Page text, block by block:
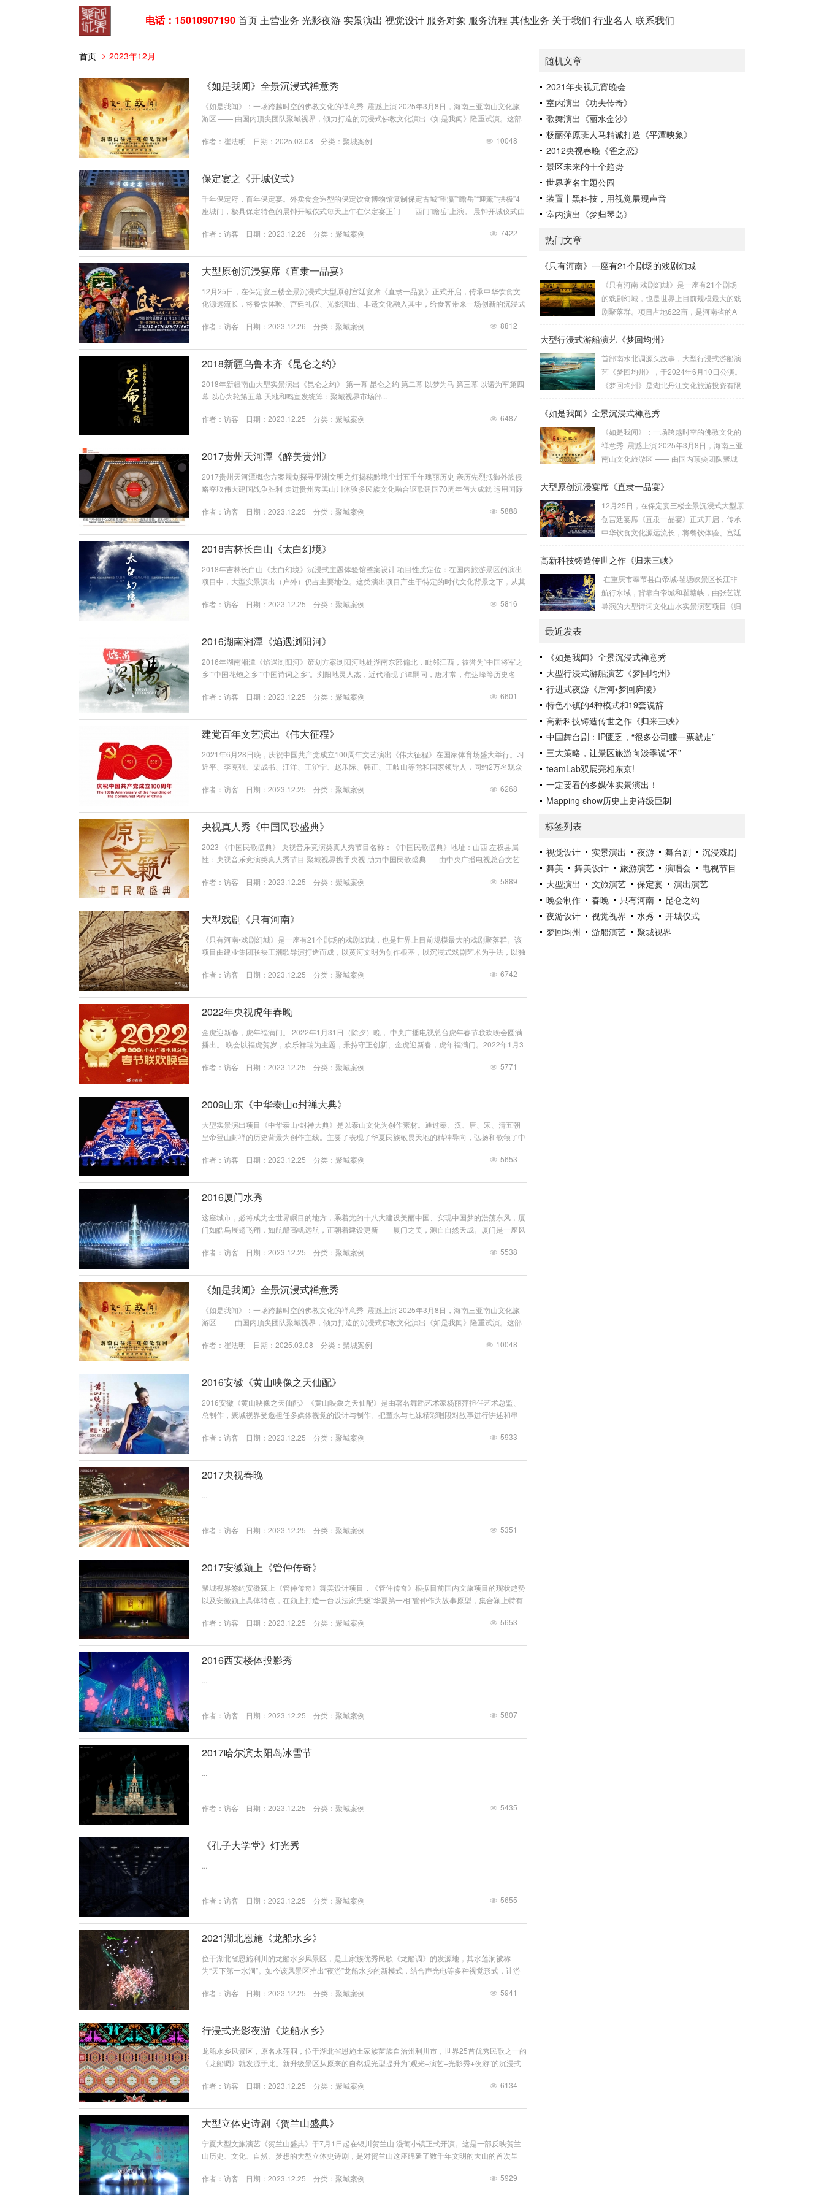
电话：15010907190首页 主营业务 光影夜游 实景演出 视觉设计 服务对象 服务流程 其他业务 关于我们 行业名人 联系我们
首页 2023年12月
《如是我闻》全景沉浸式禅意秀
《如是我闻》：一场跨越时空的佛教文化的禅意秀 震撼上演 2025年3月8日，海南三亚南山文化旅
游区 —— 由国内顶尖团队聚城视界，倾力打造的沉浸式佛教文化演出《如是我闻》隆重试演。这部
内涵，为观众呈现一场跨越时空的心灵之旅。作为国内首部将佛教哲理与现代科技深度融合的沉浸式
作者： 崔法明 日期：2025.03.08 分类： 聚城案例 10048
保定宴之《开城仪式》
千年保定府，百年保定宴。外卖食盒造型的保定饮食博物馆复制保定古城“望瀛”“瞻岳”“迎薰”“拱极”4
座城门，极具保定特色的晨钟开城仪式每天上午在保定宴正门——西门“瞻岳”上演。 晨钟开城仪式由
鸣锣开道，仪仗队分列站队，一城五衙署官员齐聚保定古城门下，唤醒了悠远的靴城记忆。聚城视界
经过深思熟虑的，...
作者： 访客 日期：2023.12.26 分类： 聚城案例 7422
大型原创沉浸宴席《直隶一品宴》
12月25日，在保定宴三楼全景沉浸式大型原创宫廷宴席《直隶一品宴》正式开启，传承中华饮食文
化源远流长，将餐饮体验、宫廷礼仪、光影演出、非遗文化融入其中，给食客带来一场创新的沉浸式
官府菜的传承、菜谱挖掘和保护。该宴席吸取冀菜饮食文化精髓，一餐一饭精雕细琢尽显匠心传承，
化的独特魅力。《直隶一品宴》讲述直隶官...
作者： 访客 日期：2023.12.26 分类： 聚城案例 8812
2018新疆乌鲁木齐《昆仑之约》
2018年新疆南山大型实景演出《昆仑之约》 第一幕 昆仑之约 第二幕 以梦为马 第三幕 以诺为车第四
幕 以心为轮第五幕 天地和鸣宣发统筹：聚城视界市场部...
作者： 访客 日期：2023.12.25 分类： 聚城案例 6487
2017贵州天河潭《醉美贵州》
2017贵州天河潭概念方案规划探寻亚洲文明之灯揭秘黔境尘封五千年瑰丽历史 亲历先烈抵御外族侵
略夺取伟大建国战争胜利 走进贵州秀美山川体验多民族文化融合讴歌建国70周年伟大成就 运用国际
诗篇的美，是人类和自然之间协调共生，生生不息的美！是一山分四季，十里不同天的美！ 篇章
作者： 访客 日期：2023.12.25 分类： 聚城案例 5888
2018吉林长白山《太白幻境》
2018年吉林长白山《太白幻境》沉浸式主题体验馆整案设计 项目性质定位：在国内旅游景区的演出
项目中，大型实景演出（户外）仍占主要地位。这类演出项目产生于特定的时代文化背景之下，从其
游景区的发展趋势来看，轻量型、多样性的中小型室内旅游秀将是今后国内旅游演出市场的主要发展
于优质内容研发和...
作者： 访客 日期：2023.12.25 分类： 聚城案例 5816
2016湖南湘潭《焰遇浏阳河》
2016年湖南湘潭《焰遇浏阳河》策划方案浏阳河地处湖南东部偏北，毗邻江西，被誉为“中国将军之
乡”“中国花炮之乡”“中国诗词之乡”。浏阳地灵人杰，近代涌现了谭嗣同，唐才常，焦达峰等历史名
个，其中国家级景区7个，森林覆盖率达66.2%。 浏阳是华中大三角经济腹地和长株潭两型改革核心
会副中心城...
作者： 访客 日期：2023.12.25 分类： 聚城案例 6601
建党百年文艺演出《伟大征程》
2021年6月28日晚，庆祝中国共产党成立100周年文艺演出《伟大征程》在国家体育场盛大举行。习
近平、李克强、栗战书、汪洋、王沪宁、赵乐际、韩正、王岐山等党和国家领导人，同约2万名观众
人民迈进新征程、奋进新时代。北京聚城视界文化创意有限公司有幸参与了此次建党百年大型情景史
工作态度为建党百年献礼，力求呈...
作者： 访客 日期：2023.12.25 分类： 聚城案例 6268
央视真人秀《中国民歌盛典》
2023 《中国民歌盛典》 央视音乐竞演类真人秀节目名称：《中国民歌盛典》地址：山西 左权县属
性：央视音乐竞演类真人秀节目 聚城视界携手央视 助力中国民歌盛典 由中央广播电视总台文艺
出。以音乐竞演和真人秀为主要演绎形式，兼顾地域属性和民歌种类，涵盖原生民歌、经典民歌、创
作者： 访客 日期：2023.12.25 分类： 聚城案例 5889
大型戏剧《只有河南》
《只有河南•戏剧幻城》是一座有21个剧场的戏剧幻城，也是世界上目前规模最大的戏剧聚落群。该
项目由建业集团联袂王潮歌导演打造而成，以黄河文明为创作根基，以沉浸式戏剧艺术为手法，以独
幻城剧场等视觉设计工作。 《只有河南》由多个剧场的聚落群组合在一起，用棋盘格局分割出不同
事，思考过去、现在和未来。...
作者： 访客 日期：2023.12.25 分类： 聚城案例 6742
2022年央视虎年春晚
金虎迎新春，虎年福满门。 2022年1月31日（除夕）晚， 中央广播电视总台虎年春节联欢晚会圆满
播出。 晚会以福虎贺岁，欢乐祥瑞为主题，秉持守正创新、金虎迎新春，虎年福满门。2022年1月3
题，秉持“守正创新、出新出彩”的创作原则，注重思想、艺术、技术有机结合、互为转换，力求用丰
会舞美设计首...
作者： 访客 日期：2023.12.25 分类： 聚城案例 5771
2009山东《中华泰山o封禅大典》
大型实景演出项目《中华泰山•封禅大典》是以泰山文化为创作素材。通过秦、汉、唐、宋、清五朝
皇帝登山封禅的历史背景为创作主线。主要了表现了华夏民族敬畏天地的精神导向，弘扬和歌颂了中
风雅乐——汉、盛唐气象——唐、艺术王朝——宋、康乾盛世——清、尾声。在短短的80分钟内穿越
现了古代五朝的政...
作者： 访客 日期：2023.12.25 分类： 聚城案例 5653
2016厦门水秀
这座城市，必将成为全世界瞩目的地方，乘着党的十八大建设美丽中国、实现中国梦的浩荡东风，厦
门如皓鸟展翅飞翔，如航船高帆远航，正朝着建设更新 厦门之美，源自自然天成。厦门是一座风
依据厦门之美的来源，在筼筜湖与五缘湾两处，着重打造以艺术雕塑、喷泉、多媒体光影，高科技
而联动整片区域的景观亮化工...
作者： 访客 日期：2023.12.25 分类： 聚城案例 5538
《如是我闻》全景沉浸式禅意秀
《如是我闻》：一场跨越时空的佛教文化的禅意秀 震撼上演 2025年3月8日，海南三亚南山文化旅
游区 —— 由国内顶尖团队聚城视界，倾力打造的沉浸式佛教文化演出《如是我闻》隆重试演。这部
内涵，为观众呈现一场跨越时空的心灵之旅。作为国内首部将佛教哲理与现代科技深度融合的沉浸式
作者： 崔法明 日期：2025.03.08 分类： 聚城案例 10048
2016安徽《黄山映像之天仙配》
2016安徽《黄山映像之天仙配》《黄山映象之天仙配》是由著名舞蹈艺术家杨丽萍担任艺术总监、
总制作，聚城视界受邀担任多媒体视觉的设计与制作。把董永与七妹精彩唱段对故事进行讲述和串
技术、舞台机械等相融合，将杂技与经典情节全新演绎，向观众讲述了一段古老的时光，唱一曲穿越
西碰撞，各界顶尖...
作者： 访客 日期：2023.12.25 分类： 聚城案例 5933
2017央视春晚
作者： 访客 日期：2023.12.25 分类： 聚城案例 5351
2017安徽颍上《管仲传奇》
聚城视界签约安徽颍上《管仲传奇》舞美设计项目，《管仲传奇》根据目前国内文旅项目的现状趋势
以及安徽颍上具体特点，在颍上打造一台以法家先驱“华夏第一相”管仲作为故事原型，集合颍上特有
花鼓灯是传播于安徽省淮河流域的一种以舞蹈为主要内容的综合性艺术形式，是一种比较完整系统的
朴实、欢快热烈、动作洒脱，表演风格富有...
作者： 访客 日期：2023.12.25 分类： 聚城案例 5653
2016西安楼体投影秀
作者： 访客 日期：2023.12.25 分类： 聚城案例 5807
2017哈尔滨太阳岛冰雪节
作者： 访客 日期：2023.12.25 分类： 聚城案例 5435
《孔子大学堂》灯光秀
作者： 访客 日期：2023.12.25 分类： 聚城案例 5655
2021湖北恩施《龙船水乡》
位于湖北省恩施利川的龙船水乡风景区，是土家族优秀民歌《龙船调》的发源地，其水莲洞被称
为“天下第一水洞”。如今该风景区推出“夜游”龙船水乡的新模式，结合声光电等多种视觉形式，让游
作，呈现一场视觉盛宴。龙船水乡风景区游览路线以水路为主线，从游客中心到龙船渡、采莲渡、结
民族风情歌舞表演，歌声伴着游客走，舞姿装点...
作者： 访客 日期：2023.12.25 分类： 聚城案例 5941
行浸式光影夜游《龙船水乡》
龙船水乡风景区，原名水莲洞，位于湖北省恩施土家族苗族自治州利川市，世界25首优秀民歌之一的
《龙船调》就发源于此。新升级景区从原来的自然观光型提升为“观光+演艺+光影秀+夜游”的沉浸式
科技呈现的视听盛宴。作为景区新增的核心内容，演艺及光影秀板块以深度挖掘和研究土苗民族文
演绎和现代视听科技表现的形式，实现民...
作者： 访客 日期：2023.12.25 分类： 聚城案例 6134
大型立体史诗剧《贺兰山盛典》
宁夏大型文旅演艺《贺兰山盛典》于7月1日起在银川贺兰山·漫葡小镇正式开演。这是一部反映贺兰
山历史、文化、自然、梦想的大型立体史诗剧，是对贺兰山这座绵延了数千年文明的大山的首次呈
过高科技数字技术和实景相结合，运用全息投影舞台、水幕、吸幕、桶纱等最新技术，将贺兰山、太
作者： 访客 日期：2023.12.25 分类： 聚城案例 5929
随机文章
2021年央视元宵晚会
室内演出《功夫传奇》
歌舞演出《丽水金沙》
杨丽萍原班人马精诚打造《平潭映象》
2012央视春晚《雀之恋》
景区未来的十个趋势
世界著名主题公园
装置丨黑科技，用视觉展现声音
室内演出《梦归琴岛》
热门文章
《只有河南》一座有21个剧场的戏剧幻城
《只有河南·戏剧幻城》是一座有21个剧场
的戏剧幻城，也是世界上目前规模最大的戏
剧聚落群。项目占地622亩，是河南省的A
时四年共同打造而成，是王潮歌继“印象”“又
的扛鼎之作。作为一部以厚重的中原文化为
题材的殿堂级作品，《只有河南》以首创
的“戏剧幻城”向世界讲述河南故事。王潮歌
将数个剧场聚落群粘合在一起，为世界打造
了一个戏剧王国。聚城视界深度参与了该项
目，负责了幻...
大型行浸式游船演艺《梦回均州》
首部南水北调源头故事，大型行浸式游船演
艺《梦回均州》，于2024年6月10日公演。
《梦回均州》是湖北丹江文化旅游投资有限
司总承制的汉江夜游演艺项目。它将观众带
佳佳 作品聚城视界 总制作总 设 计：刘峰总
导 演：杨佳佳导 演：范宇鹏视觉设计：
葛锐项目管理：崔法明技术总监：崔法明舞
计：李劼鹏主题包装：王雍舞美工程：大连
金沅装...
《如是我闻》全景沉浸式禅意秀
《如是我闻》：一场跨越时空的佛教文化的
禅意秀 震撼上演 2025年3月8日，海南三亚
南山文化旅游区 —— 由国内顶尖团队聚城
是我闻》隆重试演。这部以佛教经典《妙法
台设计、先进的科技手段和深刻的文化内
涵，为观众呈现一场跨越时空的心灵之旅。
作为国内首部将佛教哲理与现代科技深度融
我闻》不仅是一场视觉与听觉的盛宴，更是
一次对生命、...
大型原创沉浸宴席《直隶一品宴》
12月25日，在保定宴三楼全景沉浸式大型原
创宫廷宴席《直隶一品宴》正式开启，传承
中华饮食文化源远流长，将餐饮体验、宫廷
客带来一场创新的沉浸式用餐体验。保定靴
承人，保定宴董事长梁连起先生致力于官府
菜的传承、菜谱挖掘和保护。该宴席吸取冀
菜饮食文化精髓，一餐一饭精雕细琢尽显匠
文化遗存，感受直隶文化的独特魅力。《直
隶一品宴》讲述直隶官...
高新科技铸造传世之作《归来三峡》
在重庆市奉节县白帝城·瞿塘峡景区长江非
航行水域，背靠白帝城和瞿塘峡，由张艺谋
导演的大型诗词文化山水实景演艺项目《归
称锋尚文化）携手相关主创团队历经1年多
的紧张筹备，几经打磨，终成盛宴。 重庆市
奉节县，“西南四道之咽喉，吴楚万里之襟
带”，是一座拥有2300多年灿烂文明的“中华
最前线，《归来三峡...
最近发表
《如是我闻》全景沉浸式禅意秀
大型行浸式游船演艺《梦回均州》
行进式夜游《后河•梦回庐陵》
特色小镇的4种模式和19套说辞
高新科技铸造传世之作《归来三峡》
中国舞台剧：IP匮乏，“很多公司赚一票就走”
三大策略，让景区旅游向淡季说“不”
teamLab双展亮相东京!
一定要看的多媒体实景演出！
Mapping show历史上史诗级巨制
标签列表
视觉设计 实景演出 夜游 舞台剧
沉浸戏剧
舞美
舞美设计 旅游演艺 演唱会
电视节目
大型演出
文旅演艺 保定宴
演出演艺
晚会制作
春晚 只有河南
昆仑之约
夜游设计
视觉视界 水秀
开城仪式
梦回均州
游船演艺 聚城视界